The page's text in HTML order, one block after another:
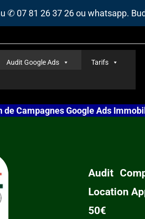
✆ 07 81 26 37 26 ou whatsapp.
Audit Google Ads Tarifs
de Campagnes Google Ads
Audit
Location
50€